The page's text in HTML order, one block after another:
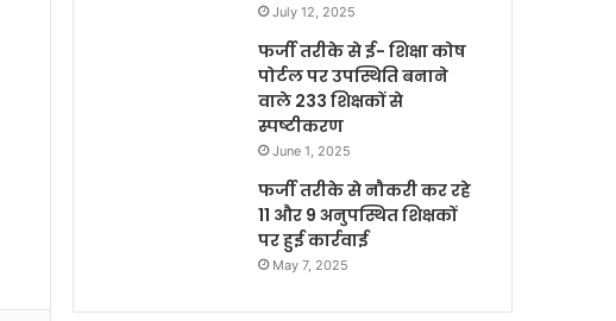
July 12, 2025
फर्जी तरीके से ई- शिक्षा कोष
पोर्टल पर उपस्थिति बनाने
वाले 233 शिक्षकों से
स्पष्टीकरण
June 1, 2025
फर्जी तरीके से नौकरी कर रहे
11 और 9 अनुपस्थित शिक्षकों
पर हुई कार्रवाई
May 7, 2025